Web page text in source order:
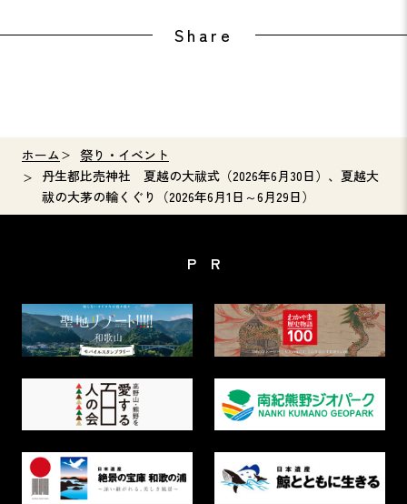
ホーム
祭り・イベント
丹生都比売神社 夏越の大祓式（2026年6月30日）、夏越大
祓の大茅の輪くぐり（2026年6月1日～6月29日）
Share
PR